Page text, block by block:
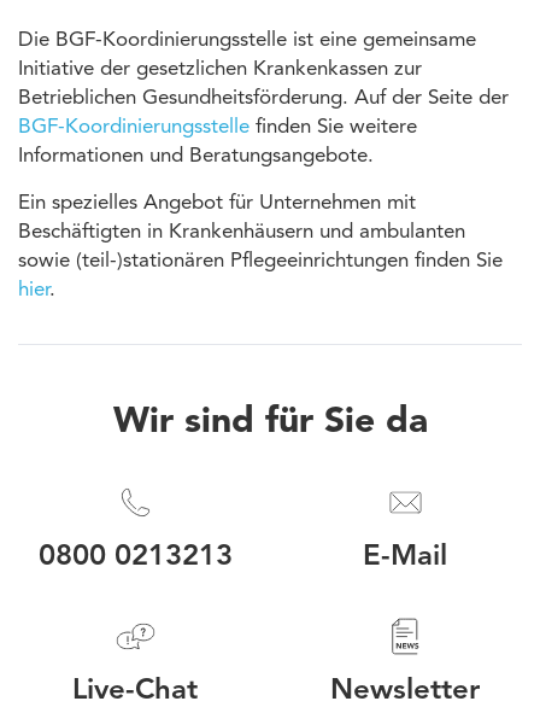
Die BGF-Koordinierungsstelle ist eine gemeinsame
Initiative der gesetzlichen Krankenkassen zur
Betrieblichen Gesundheitsförderung. Auf der Seite der
BGF-Koordinierungsstelle finden Sie weitere
Informationen und Beratungsangebote.
Ein spezielles Angebot für Unternehmen mit
Beschäftigten in Krankenhäusern und ambulanten
sowie (teil-)stationären Pflegeeinrichtungen finden Sie
hier.
Wir sind für Sie da
0800 0213213 E-Mail
Live-Chat Newsletter